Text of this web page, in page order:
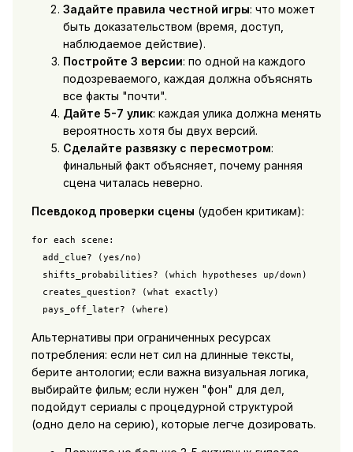
Задайте правила честной игры: что может
быть доказательством (время, доступ,
наблюдаемое действие).
Постройте 3 версии: по одной на каждого
подозреваемого, каждая должна объяснять
все факты "почти".
Дайте 5-7 улик: каждая улика должна менять
вероятность хотя бы двух версий.
Сделайте развязку с пересмотром:
финальный факт объясняет, почему ранняя
сцена читалась неверно.
Псевдокод проверки сцены (удобен критикам):
for each scene:
  add_clue? (yes/no)
  shifts_probabilities? (which hypotheses up/down)
  creates_question? (what exactly)
  pays_off_later? (where)
Альтернативы при ограниченных ресурсах
потребления: если нет сил на длинные тексты,
берите антологии; если важна визуальная логика,
выбирайте фильм; если нужен "фон" для дел,
подойдут сериалы с процедурной структурой
(одно дело на серию), которые легче дозировать.